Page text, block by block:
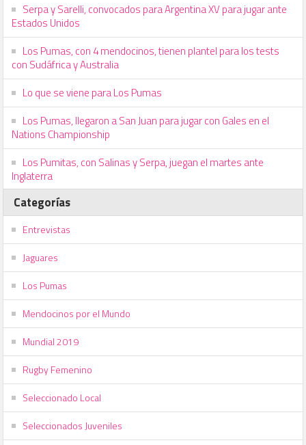
Serpa y Sarelli, convocados para Argentina XV para jugar ante
Estados Unidos
Los Pumas, con 4 mendocinos, tienen plantel para los tests
con Sudáfrica y Australia
Lo que se viene para Los Pumas
Los Pumas, llegaron a San Juan para jugar con Gales en el
Nations Championship
Los Pumitas, con Salinas y Serpa, juegan el martes ante
Inglaterra
Categorías
Entrevistas
Jaguares
Los Pumas
Mendocinos por el Mundo
Mundial 2019
Rugby Femenino
Seleccionado Local
Seleccionados Juveniles